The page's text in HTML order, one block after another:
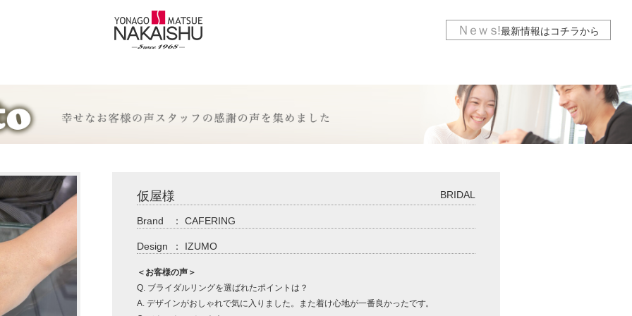
Ｎｅｗｓ!最新情報はコチラから
仮屋様 BRIDAL
Brand ： CAFERING
Design ： IZUMO
＜お客様の声＞
Q. ブライダルリングを選ばれたポイントは？
A. デザインがおしゃれで気に入りました。また着け心地が一番良かったです。